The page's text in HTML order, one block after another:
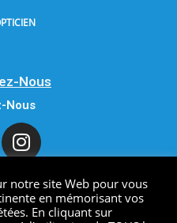
Nous
Nous
Reserved.
notre site Web pour vous
en mémorisant vos
En cliquant sur